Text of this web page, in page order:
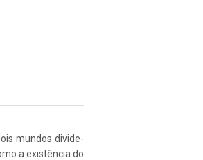
mundos divide-
a existência do